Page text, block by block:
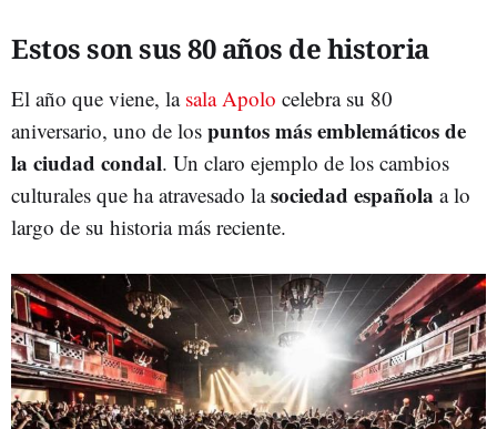
Estos son sus 80 años de historia
El año que viene, la sala Apolo celebra su 80
aniversario, uno de los puntos más emblemáticos de
la ciudad condal. Un claro ejemplo de los cambios
culturales que ha atravesado lasociedad española a lo
largo de su historia más reciente.